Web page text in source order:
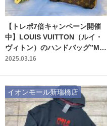
【トレポ7倍キャンペーン開催
中】LOUIS VUITTON（ルイ・
ヴィトン）のハンドバッグ”M5
1162”を買取入荷いたしました♪
2025.03.16
イオンモール新瑞橋店